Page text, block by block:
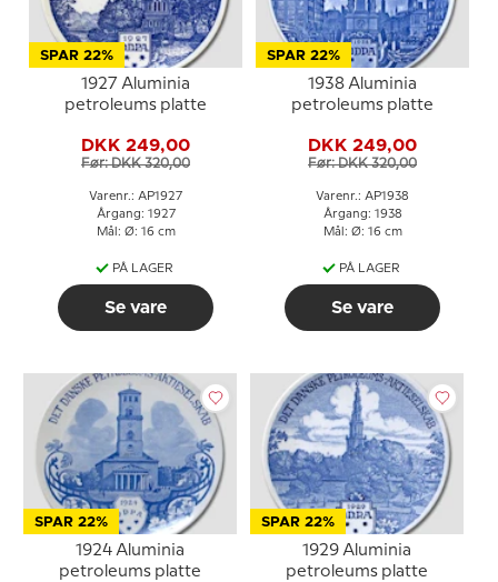
SPAR 22%
1927 Aluminia
petroleums platte
DKK 249,00
Før: DKK 320,00
Varenr.: AP1927
Årgang: 1927
Mål: Ø: 16 cm
PÅ LAGER
Se vare
SPAR 22%
1938 Aluminia
petroleums platte
DKK 249,00
Før: DKK 320,00
Varenr.: AP1938
Årgang: 1938
Mål: Ø: 16 cm
PÅ LAGER
Se vare
SPAR 22%
1924 Aluminia
petroleums platte
SPAR 22%
1929 Aluminia
petroleums platte